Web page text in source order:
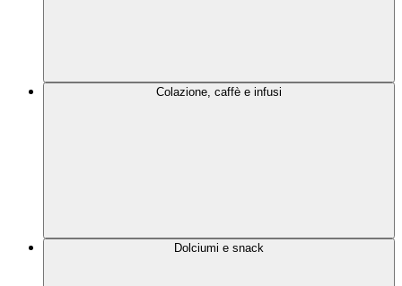
Colazione, caffè e infusi
Dolciumi e snack